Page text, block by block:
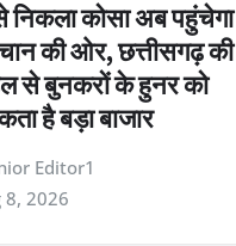
कोसा अब पहुंचेगा
की ओर, छत्तीसगढ़ की
से बुनकरों के हुनर को
है बड़ा बाजार
Editor1
8, 2026